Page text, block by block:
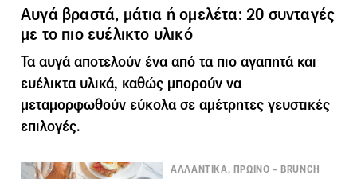
Αυγά βραστά, μάτια ή ομελέτα: 20 συνταγές
με το πιο ευέλικτο υλικό
Τα αυγά αποτελούν ένα από τα πιο αγαπητά και
ευέλικτα υλικά, καθώς μπορούν να
μεταμορφωθούν εύκολα σε αμέτρητες γευστικές
επιλογές.
ΑΛΛΑΝΤΙΚΑ, ΠΡΩΙΝΟ – BRUNCH